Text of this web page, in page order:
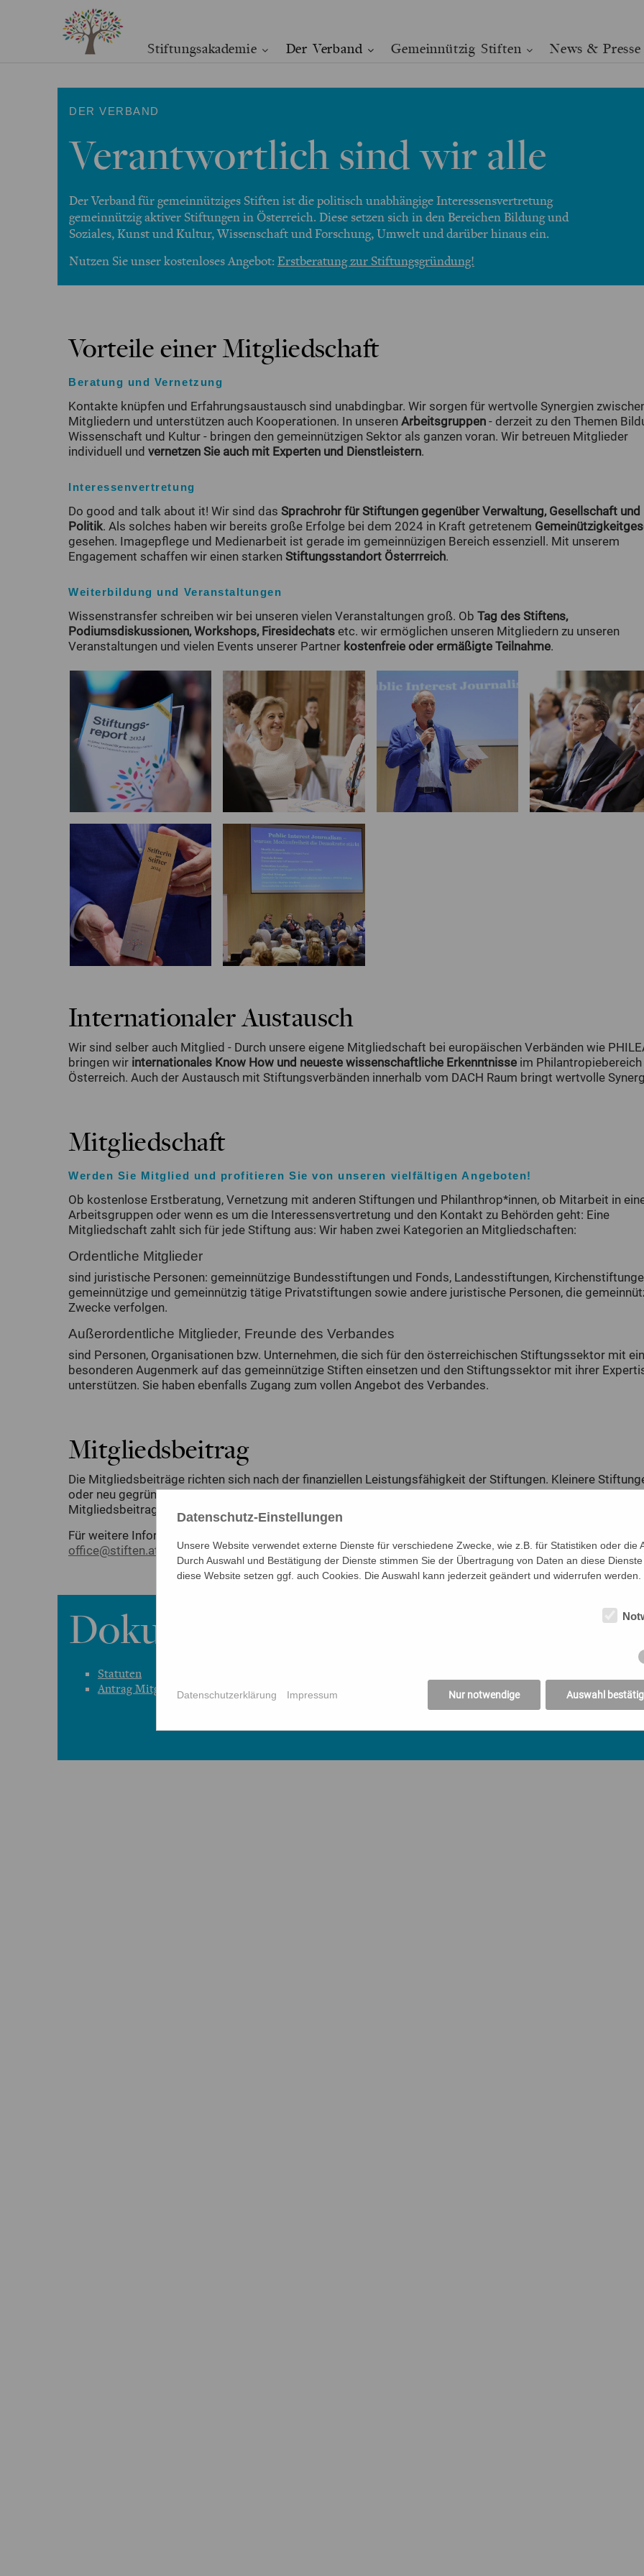
Stiftungsakademie Der Verband Gemeinnützig Stiften News & Presse
DER VERBAND
Verantwortlich sind wir alle
Der Verband für gemeinnütziges Stiften ist die politisch unabhängige Interessensvertretung
gemeinnützig aktiver Stiftungen in Österreich. Diese setzen sich in den Bereichen Bildung und
Soziales, Kunst und Kultur, Wissenschaft und Forschung, Umwelt und darüber hinaus ein.
Nutzen Sie unser kostenloses Angebot: Erstberatung zur Stiftungsgründung!
Vorteile einer Mitgliedschaft
Beratung und Vernetzung
Kontakte knüpfen und Erfahrungsaustausch sind unabdingbar. Wir sorgen für wertvolle Synergien
Mitgliedern und unterstützen auch Kooperationen. In unseren Arbeitsgruppen - derzeit zu den Themen
Wissenschaft und Kultur - bringen den gemeinnützigen Sektor als ganzen voran. Wir betreuen Mitglieder
individuell und vernetzen Sie auch mit Experten und Dienstleistern.
Interessenvertretung
Do good and talk about it! Wir sind das Sprachrohr für Stiftungen gegenüber Verwaltung, Gesellschaft und
Politik. Als solches haben wir bereits große Erfolge bei dem 2024 in Kraft getretenem
gesehen. Imagepflege und Medienarbeit ist gerade im gemeinnüzigen Bereich essenziell. Mit unserem
Engagement schaffen wir einen starken Stiftungsstandort Österrreich.
Weiterbildung und Veranstaltungen
Wissenstransfer schreiben wir bei unseren vielen Veranstaltungen groß. Ob Tag des Stiftens,
Podiumsdiskussionen, Workshops, Firesidechats etc. wir ermöglichen unseren Mitgliedern zu unseren
Veranstaltungen und vielen Events unserer Partner kostenfreie oder ermäßigte Teilnahme.
Internationaler Austausch
Wir sind selber auch Mitglied - Durch unsere eigene Mitgliedschaft bei europäischen Verbänden wie
bringen wir internationales Know How und neueste wissenschaftliche Erkenntnisse im Philantropiebereich
Österreich. Auch der Austausch mit Stiftungsverbänden innerhalb vom DACH Raum bringt wertvolle
Mitgliedschaft
Werden Sie Mitglied und profitieren Sie von unseren vielfältigen Angeboten!
Ob kostenlose Erstberatung, Vernetzung mit anderen Stiftungen und Philanthrop*innen, ob Mitarbeit in
Arbeitsgruppen oder wenn es um die Interessensvertretung und den Kontakt zu Behörden geht: Eine
Mitgliedschaft zahlt sich für jede Stiftung aus: Wir haben zwei Kategorien an Mitgliedschaften:
Ordentliche Mitglieder
sind juristische Personen: gemeinnützige Bundesstiftungen und Fonds, Landesstiftungen,
gemeinnützige und gemeinnützig tätige Privatstiftungen sowie andere juristische Personen, die
Zwecke verfolgen.
Außerordentliche Mitglieder, Freunde des Verbandes
sind Personen, Organisationen bzw. Unternehmen, die sich für den österreichischen Stiftungssektor mit
besonderen Augenmerk auf das gemeinnützige Stiften einsetzen und den Stiftungssektor mit ihrer
unterstützen. Sie haben ebenfalls Zugang zum vollen Angebot des Verbandes.
Mitgliedsbeitrag
Die Mitgliedsbeiträge richten sich nach der finanziellen Leistungsfähigkeit der Stiftungen. Kleinere
oder neu gegründete Stiftungen zahlen € 600.-, die größten € 4.400.-. Ao. Mitglieder zahlen einen fixen
Mitgliedsbeitrag von € 2.200.-.
Für weitere Informationen kontaktieren Sie uns unter:
office@stiften.at
Dokumente
Statuten
Antrag Mitgliedschaft
Datenschutz-Einstellungen
Unsere Website verwendet externe Dienste für verschiedene Zwecke, wie z.B. für Statistiken oder die
Durch Auswahl und Bestätigung der Dienste stimmen Sie der Übertragung von Daten an diese
diese Website setzen ggf. auch Cookies. Die Auswahl kann jederzeit geändert und widerrufen werden.
Nur notwendige Auswahl
Datenschutzerklärung Impressum